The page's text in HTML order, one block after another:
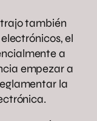
también
el
a
empezar a
la